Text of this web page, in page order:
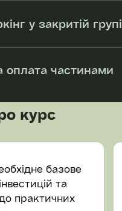
у закритій групі
оплата частинами
курс
базове
та
до практичних